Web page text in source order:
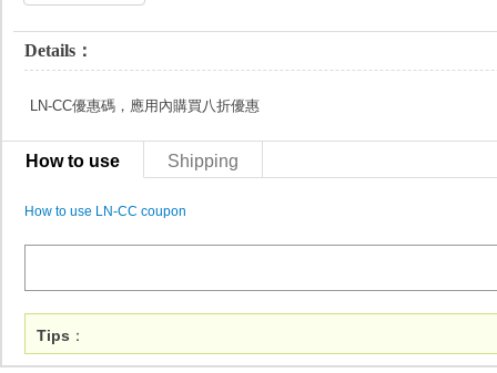
Details：
LN-CC優惠碼，應用內購買八折優惠
How to use Shipping
How to use LN-CC coupon
Tips ：